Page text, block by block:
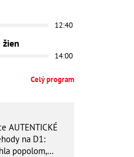
12:40
14:00
Celý program
AUTENTICKÉ
na D1:
popolom,